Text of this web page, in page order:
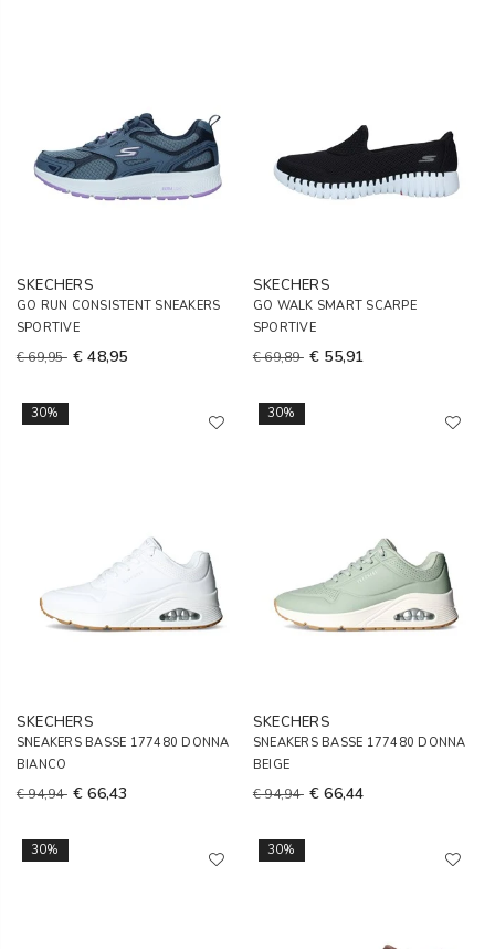
SKECHERS
GO RUN CONSISTENT SNEAKERS
SPORTIVE
€ 69,95 € 48,95
SKECHERS
GO WALK SMART SCARPE
SPORTIVE
€ 69,89 € 55,91
30%
SKECHERS
SNEAKERS BASSE 177480 DONNA
BIANCO
€ 94,94 € 66,43
30%
SKECHERS
SNEAKERS BASSE 177480 DONNA
BEIGE
€ 94,94 € 66,44
30% 30%